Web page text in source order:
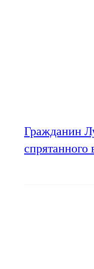
Гражданин
спрятанного